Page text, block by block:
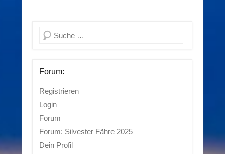
Suchen
Forum:
Registrieren
Login
Forum
Forum: Silvester Fähre 2025
Dein Profil